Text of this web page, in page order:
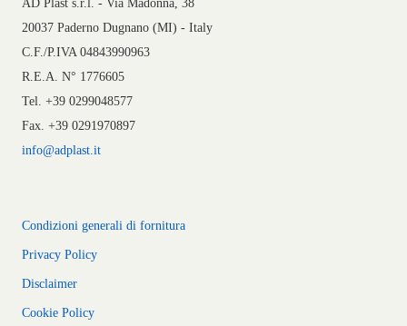
20037 Paderno Dugnano (MI) - Italy
C.F./P.IVA 04843990963
R.E.A. N° 1776605
Tel. +39 0299048577
Fax. +39 0291970897
info@adplast.it
Condizioni generali di fornitura
Privacy Policy
Disclaimer
Cookie Policy